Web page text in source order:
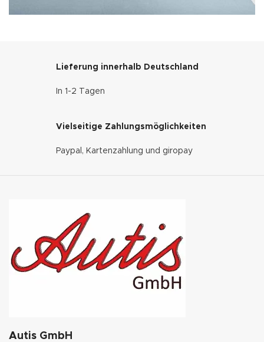
Lieferung innerhalb Deutschland
In 1-2 Tagen
Vielseitige Zahlungsmöglichkeiten
Paypal, Kartenzahlung und giropay
Autis GmbH